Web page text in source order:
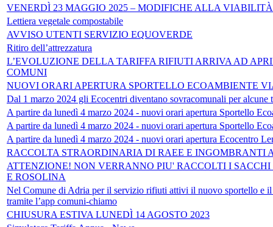
VENERDÌ 23 MAGGIO 2025 – MODIFICHE ALLA
Lettiera vegetale compostabile
AVVISO UTENTI SERVIZIO EQUOVERDE
Ritiro dell’attrezzatura
L’EVOLUZIONE DELLA TARIFFA RIFIUTI ARRIVA AD
COMUNI
NUOVI ORARI APERTURA SPORTELLO ECOAMBIENTE
Dal 1 marzo 2024 gli Ecocentri diventano sovracomunali per
A partire da lunedì 4 marzo 2024 - nuovi orari apertura Sportello
A partire da lunedì 4 marzo 2024 - nuovi orari apertura Sportello
A partire da lunedì 4 marzo 2024 - nuovi orari apertura Ecocentro
RACCOLTA STRAORDINARIA DI RAEE E INGOMBRANTI
ATTENZIONE! NON VERRANNO PIU' RACCOLTI I
E ROSOLINA
Nel Comune di Adria per il servizio rifiuti attivi il nuovo sportello e il
tramite l’app comuni-chiamo
CHIUSURA ESTIVA LUNEDÌ 14 AGOSTO 2023